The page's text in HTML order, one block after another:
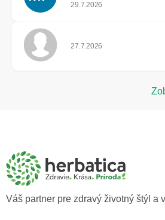
Hodnotenie obchodu je 5
29.7.2026
Hodnotenie obchodu je 5
27.7.2026
Váš partner pre zdravý životný štýl a